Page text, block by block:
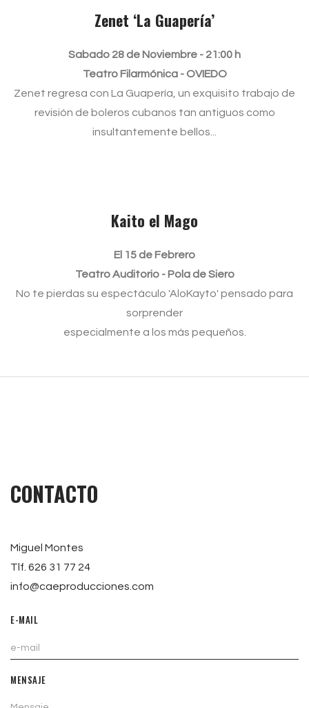
Zenet ‘La Guapería’
Sabado 28 de Noviembre - 21:00 h
Teatro Filarmónica - OVIEDO
Zenet regresa con La Guapería, un exquisito trabajo de
revisión de boleros cubanos tan antiguos como
insultantemente bellos...
Kaito el Mago
El 15 de Febrero
Teatro Auditorio - Pola de Siero
No te pierdas su espectáculo 'AloKayto' pensado para
sorprender
especialmente a los más pequeños.
CONTACTO
Miguel Montes
Tlf. 626 31 77 24
info@caeproducciones.com
E-MAIL
MENSAJE